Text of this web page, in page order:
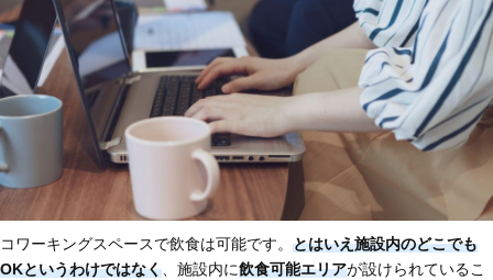
コワーキングスペースで飲食は可能です。 とはいえ施設内のどこでも
OKというわけではなく 、施設内に飲食可能エリアが設けられているこ